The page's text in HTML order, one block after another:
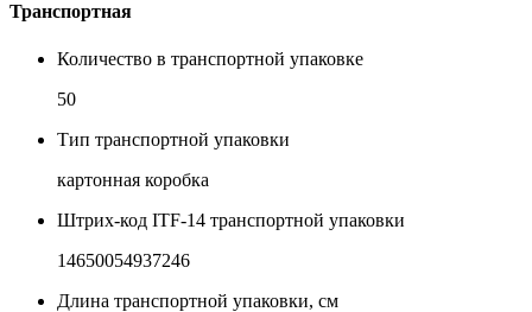
Транспортная
Количество в транспортной упаковке
50
Тип транспортной упаковки
картонная коробка
Штрих-код ITF-14 транспортной упаковки
14650054937246
Длина транспортной упаковки, см